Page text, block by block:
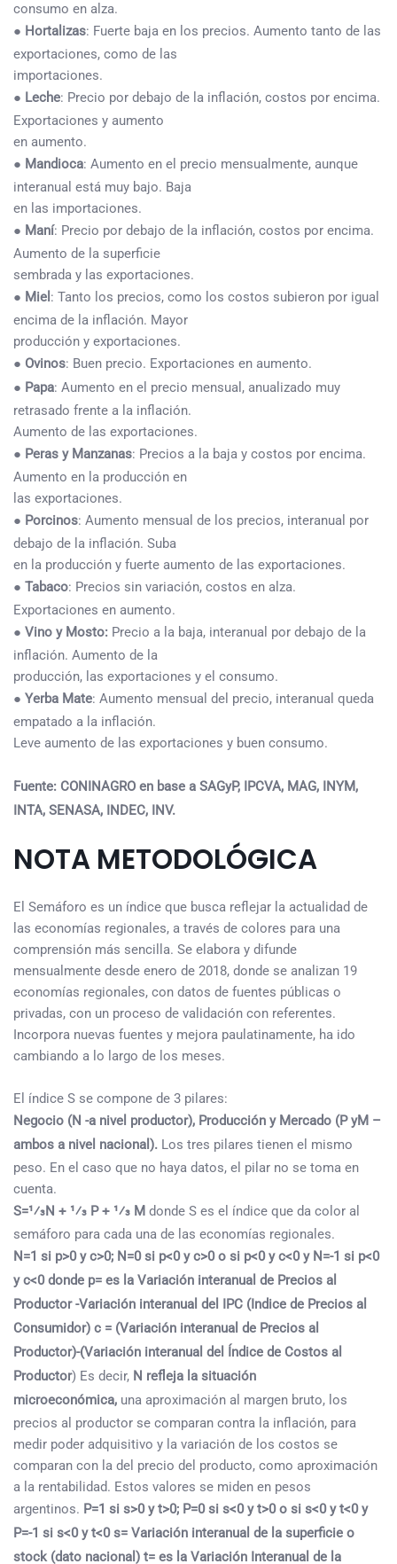
consumo en alza.
● Hortalizas: Fuerte baja en los precios. Aumento tanto de las
exportaciones, como de las
importaciones.
● Leche: Precio por debajo de la inflación, costos por encima.
Exportaciones y aumento
en aumento.
● Mandioca: Aumento en el precio mensualmente, aunque
interanual está muy bajo. Baja
en las importaciones.
● Maní: Precio por debajo de la inflación, costos por encima.
Aumento de la superficie
sembrada y las exportaciones.
● Miel : Tanto los precios, como los costos subieron por igual
encima de la inflación. Mayor
producción y exportaciones.
● Ovinos: Buen precio. Exportaciones en aumento.
● Papa: Aumento en el precio mensual, anualizado muy
retrasado frente a la inflación.
Aumento de las exportaciones.
● Peras y Manzanas: Precios a la baja y costos por encima.
Aumento en la producción en
las exportaciones.
● Porcinos: Aumento mensual de los precios, interanual por
debajo de la inflación. Suba
en la producción y fuerte aumento de las exportaciones.
● Tabaco: Precios sin variación, costos en alza.
Exportaciones en aumento.
● Vino y Mosto: Precio a la baja, interanual por debajo de la
inflación. Aumento de la
producción, las exportaciones y el consumo.
● Yerba Mate: Aumento mensual del precio, interanual queda
empatado a la inflación.
Leve aumento de las exportaciones y buen consumo.
Fuente: CONINAGRO en base a SAGyP, IPCVA, MAG, INYM,
INTA, SENASA, INDEC, INV.
NOTA METODOLÓGICA
El Semáforo es un índice que busca reflejar la actualidad de
las economías regionales, a través de colores para una
comprensión más sencilla. Se elabora y difunde
mensualmente desde enero de 2018, donde se analizan 19
economías regionales, con datos de fuentes públicas o
privadas, con un proceso de validación con referentes.
Incorpora nuevas fuentes y mejora paulatinamente, ha ido
cambiando a lo largo de los meses.
El índice S se compone de 3 pilares:
Negocio (N -a nivel productor), Producción y Mercado (P yM –
ambos a nivel nacional). Los tres pilares tienen el mismo
peso. En el caso que no haya datos, el pilar no se toma en
cuenta.
S=1⁄3N + 1⁄3 P + 1⁄3 M donde S es el índice que da color al
semáforo para cada una de las economías regionales.
N=1 si p>0 y c>0; N=0 si p<0 y c>0 o si p<0 y c<0 y N=-1 si p<0
y c<0 donde p= es la Variación interanual de Precios al
Productor -Variación interanual del IPC (Indice de Precios al
Consumidor) c = (Variación interanual de Precios al
Productor)-(Variación interanual del Índice de Costos al
Productor) Es decir, N refleja la situación
microeconómica, una aproximación al margen bruto, los
precios al productor se comparan contra la inflación, para
medir poder adquisitivo y la variación de los costos se
comparan con la del precio del producto, como aproximación
a la rentabilidad. Estos valores se miden en pesos
argentinos. P=1 si s>0 y t>0; P=0 si s<0 y t>0 o si s<0 y t<0 y
P=-1 si s<0 y t<0 s= Variación interanual de la superficie o
stock (dato nacional) t= es la Variación Interanual de la